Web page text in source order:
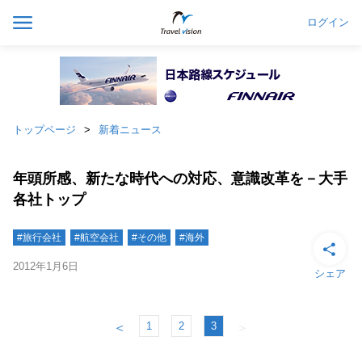
ログイン
トップページ 新着ニュース
年頭所感、新たな時代への対応、意識改革を－大手
各社トップ
#旅行会社 #航空会社 #その他 #海外
2012年1月6日
シェア
＜ 1 2 3 ＞